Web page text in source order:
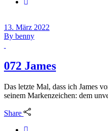
13. März 2022
By benny
072 James
Das letzte Mal, dass ich James
seinem Markenzeichen: dem
Share